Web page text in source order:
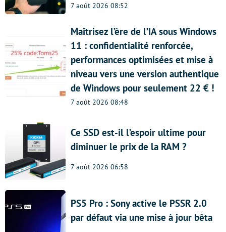
7 août 2026 08:52
Maîtrisez l’ère de l’IA sous Windows
11 : confidentialité renforcée,
performances optimisées et mise à
niveau vers une version authentique
de Windows pour seulement 22 € !
7 août 2026 08:48
Ce SSD est-il l’espoir ultime pour
diminuer le prix de la RAM ?
7 août 2026 06:58
PS5 Pro : Sony active le PSSR 2.0
par défaut via une mise à jour bêta